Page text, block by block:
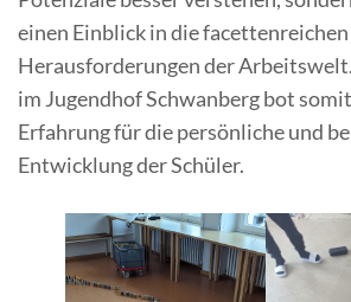
einen Einblick in die facettenreichen
Herausforderungen der
im Jugendhof Schwanberg bot
Erfahrung für die persönliche und
Entwicklung der Schüler.